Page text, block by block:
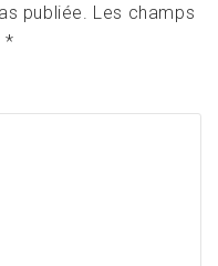
publiée. Les champs
*